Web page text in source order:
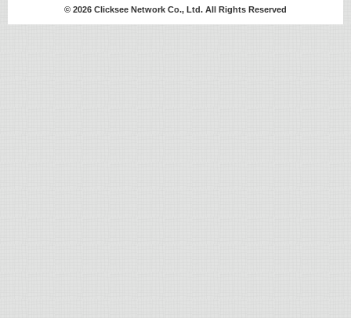
© 2026 Clicksee Network Co., Ltd. All Rights Reserved